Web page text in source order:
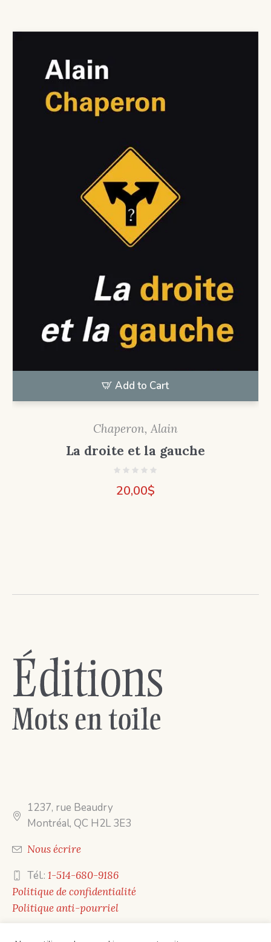
Add to Cart
Chaperon, Alain
La droite et la gauche
20,00$
1237, rue Beaudry
Montréal, QC H2L 3E3
Nous écrire
Tél.:1-514-680-9186
Politique de confidentialité
Politique anti-pourriel